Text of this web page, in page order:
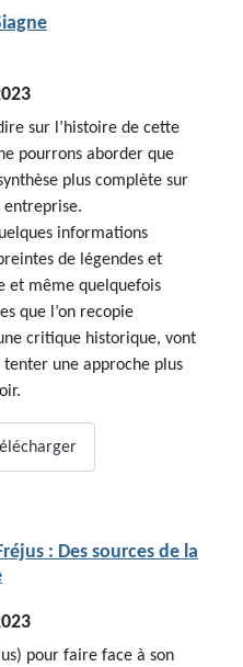
sur l’histoire de cette
pourrons aborder que
plus complète sur
entreprise.
informations
de légendes et
et même quelquefois
que l’on recopie
critique historique, vont
une approche plus
: Des sources de la
pour faire face à son